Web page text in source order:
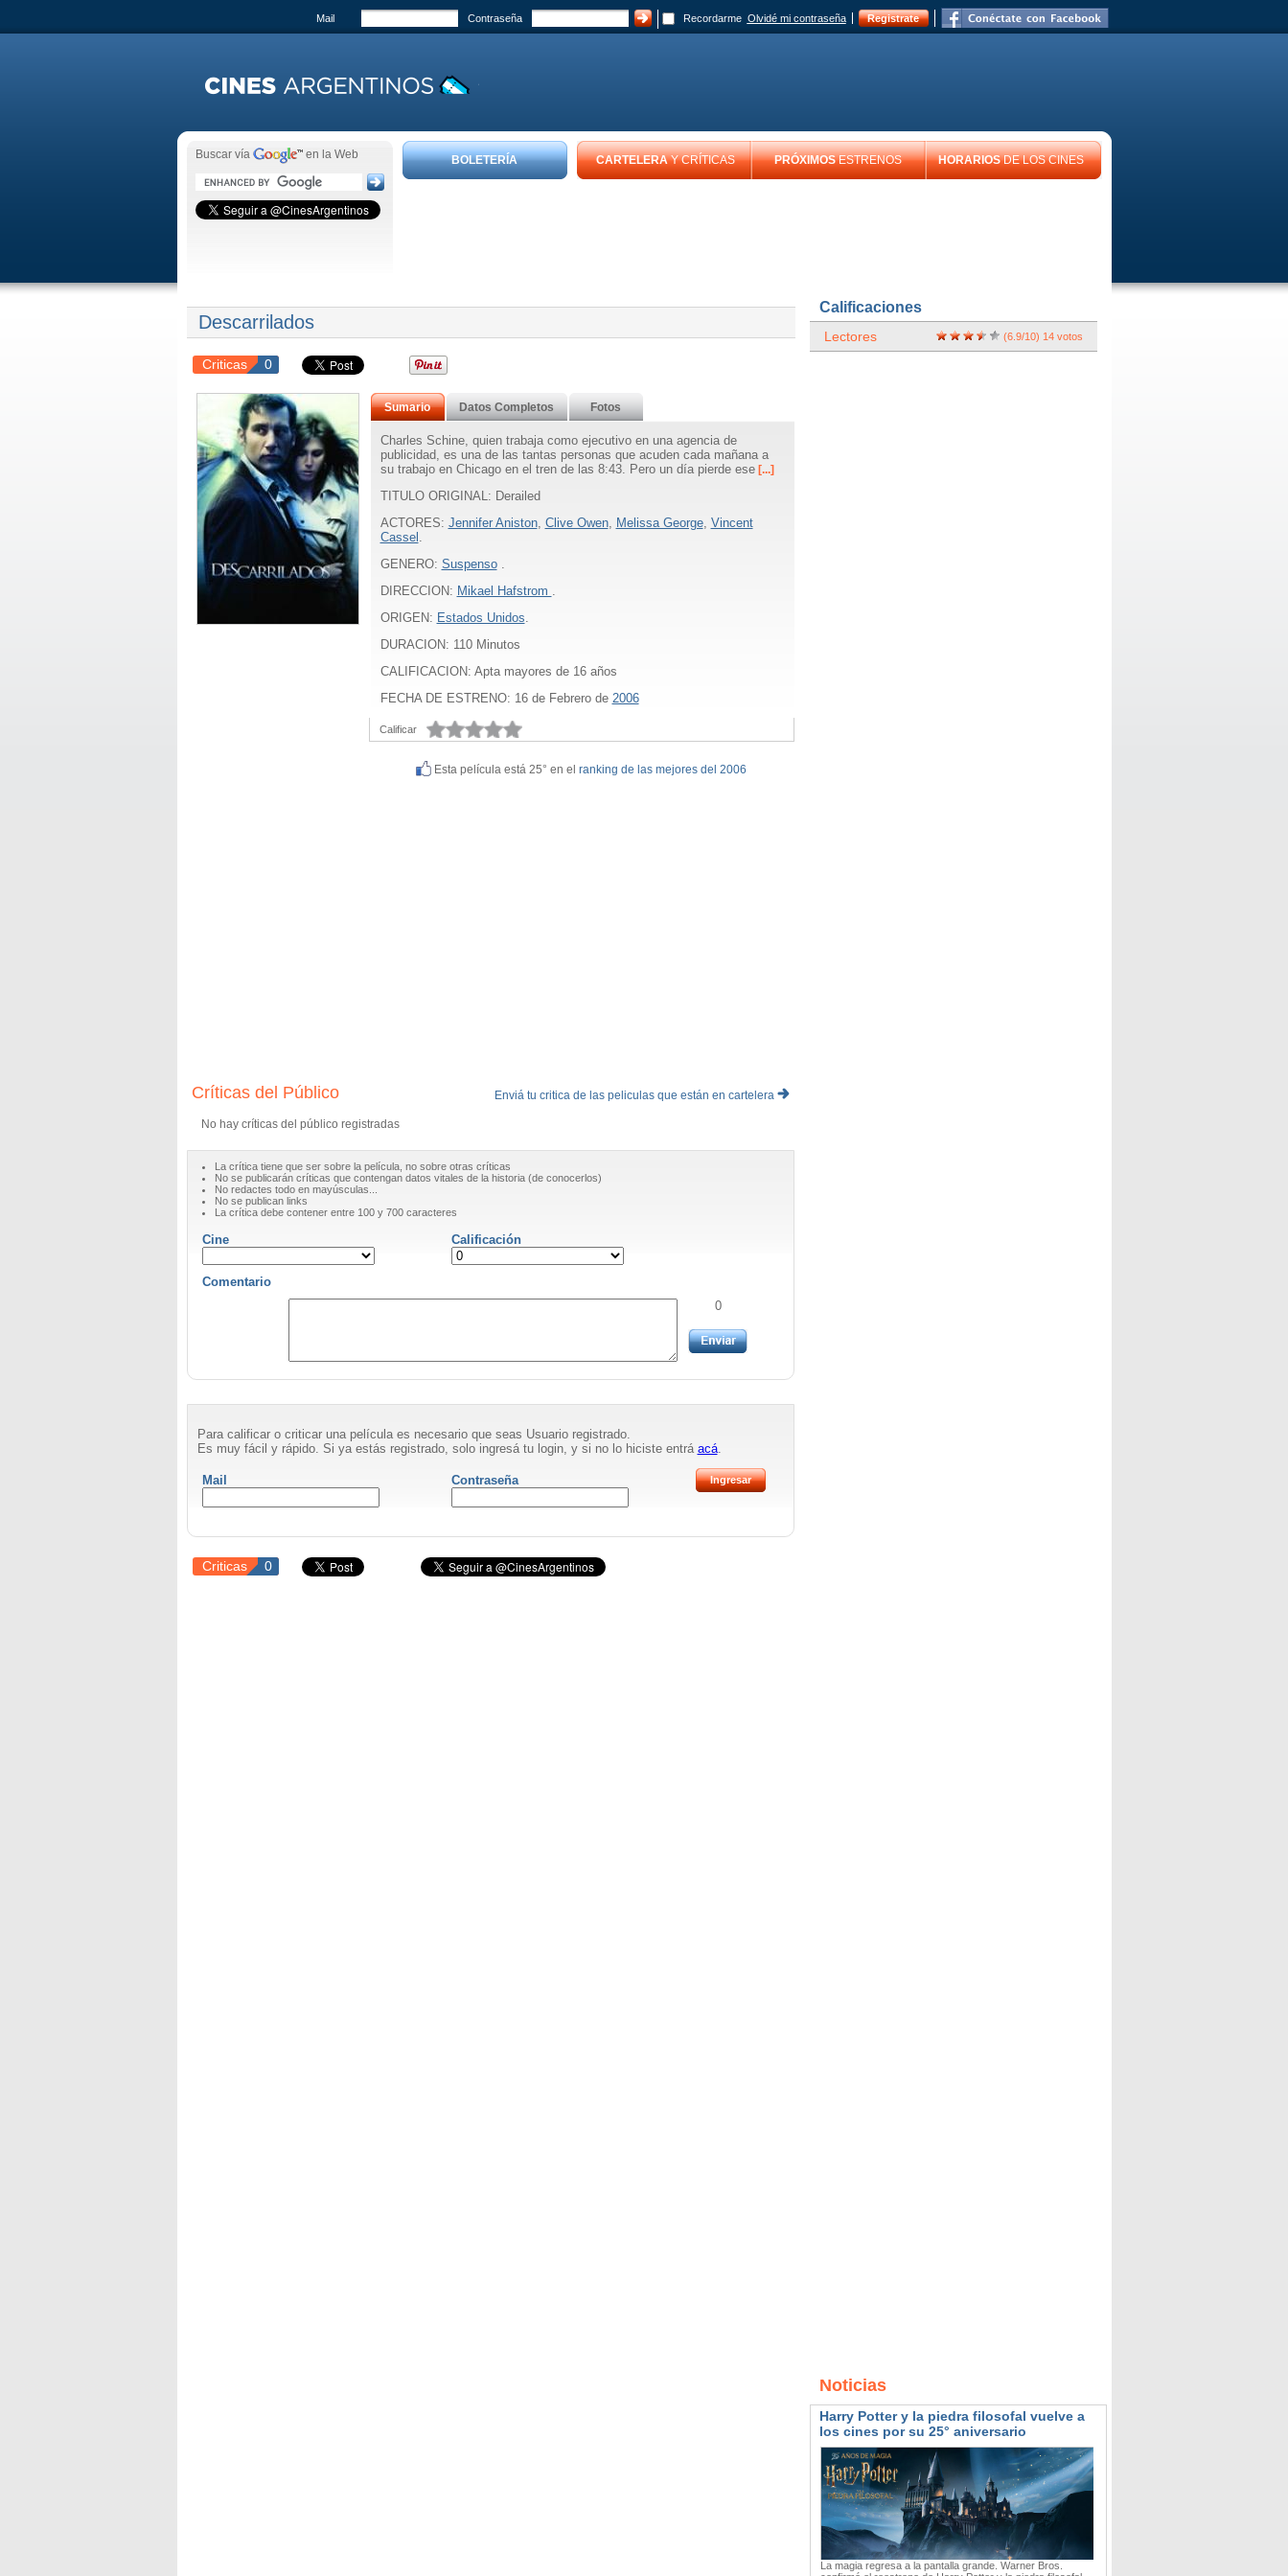
Mail Contraseña Recordarme Olvidé mi contraseña Registrate
Buscar vía en la Web BOLETERÍA CARTELERAY CRÍTICAS PRÓXIMOSESTRENOS HORARIOSDE LOS CINES
Descarrilados
Criticas 0
Sumario Datos Completos Fotos
Charles Schine, quien trabaja como ejecutivo en una agencia de
publicidad, es una de las tantas personas que acuden cada mañana a
su trabajo en Chicago en el tren de las 8:43. Pero un día pierde ese[...]
TITULO ORIGINAL: Derailed
ACTORES: Jennifer Aniston, Clive Owen, Melissa George, Vincent
Cassel .
GENERO: Suspenso.
DIRECCION: Mikael Hafstrom .
ORIGEN: Estados Unidos.
DURACION: 110Minutos
CALIFICACION: Apta mayores de 16 años
FECHA DE ESTRENO: 16 de Febrero de 2006
Calificar
Esta película está 25° en el ranking de las mejores del 2006
Enviá tu critica de las peliculas que están en cartelera
Críticas del Público
No hay críticas del público registradas
La crítica tiene que ser sobre la película, no sobre otras críticas
No se publicarán críticas que contengan datos vitales de la historia (de conocerlos)
No redactes todo en mayúsculas...
No se publican links
La crítica debe contener entre 100 y 700 caracteres
Cine Calificación
Comentario
0
Para calificar o criticar una película es necesario que seas Usuario registrado.
Es muy fácil y rápido. Si ya estás registrado, solo ingresá tu login, y si no lo hiciste entrá acá.
Mail Contraseña
Criticas 0
Calificaciones
Lectores (6.9/10) 14votos
Noticias
Harry Potter y la piedra filosofal vuelve a
los cines por su 25° aniversario
La magia regresa a la pantalla grande. Warner Bros.